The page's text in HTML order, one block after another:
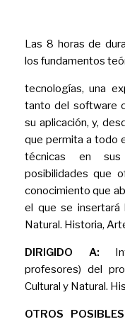
Las 8 horas de
los fundamentos
tecnologías, una
tanto del software
su aplicación, y,
que permita a todo
técnicas en sus
posibilidades que
conocimiento que
el que se insertará
Natural. Historia,
DIRIGIDO A:
profesores) del
Cultural y Natural.
OTROS